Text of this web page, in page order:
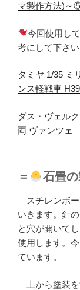
マ製作方法)～
今回使用し
考にして下さい
タミヤ 1/35 ミ
ンス軽戦車 H39
ダス・ヴェル
両 ヴァンツェ
＝ 石畳の
スチレンボー
いきます。針
と穴が開いて
使用します。
ています。
上から塗装を